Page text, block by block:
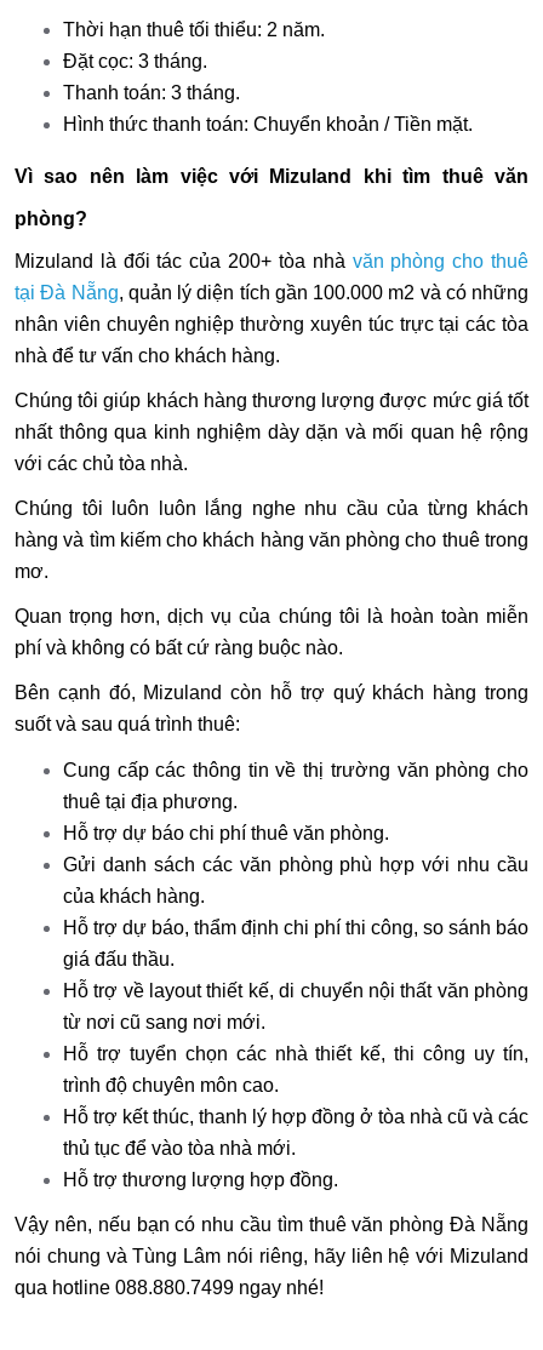
Thời hạn thuê tối thiểu: 2 năm.
Đặt cọc: 3 tháng.
Thanh toán: 3 tháng.
Hình thức thanh toán: Chuyển khoản / Tiền mặt.
Vì sao nên làm việc với Mizuland khi tìm thuê văn
phòng?
Mizuland là đối tác của 200+ tòa nhà văn phòng cho thuê
tại Đà Nẵng, quản lý diện tích gần 100.000 m2 và có những
nhân viên chuyên nghiệp thường xuyên túc trực tại các tòa
nhà để tư vấn cho khách hàng.
Chúng tôi giúp khách hàng thương lượng được mức giá tốt
nhất thông qua kinh nghiệm dày dặn và mối quan hệ rộng
với các chủ tòa nhà.
Chúng tôi luôn luôn lắng nghe nhu cầu của từng khách
hàng và tìm kiếm cho khách hàng văn phòng cho thuê trong
mơ.
Quan trọng hơn, dịch vụ của chúng tôi là hoàn toàn miễn
phí và không có bất cứ ràng buộc nào.
Bên cạnh đó, Mizuland còn hỗ trợ quý khách hàng trong
suốt và sau quá trình thuê:
Cung cấp các thông tin về thị trường văn phòng cho
thuê tại địa phương.
Hỗ trợ dự báo chi phí thuê văn phòng.
Gửi danh sách các văn phòng phù hợp với nhu cầu
của khách hàng.
Hỗ trợ dự báo, thẩm định chi phí thi công, so sánh báo
giá đấu thầu.
Hỗ trợ về layout thiết kế, di chuyển nội thất văn phòng
từ nơi cũ sang nơi mới.
Hỗ trợ tuyển chọn các nhà thiết kế, thi công uy tín,
trình độ chuyên môn cao.
Hỗ trợ kết thúc, thanh lý hợp đồng ở tòa nhà cũ và các
thủ tục để vào tòa nhà mới.
Hỗ trợ thương lượng hợp đồng.
Vậy nên, nếu bạn có nhu cầu tìm thuê văn phòng Đà Nẵng
nói chung và Tùng Lâm nói riêng, hãy liên hệ với Mizuland
qua hotline 088.880.7499 ngay nhé!